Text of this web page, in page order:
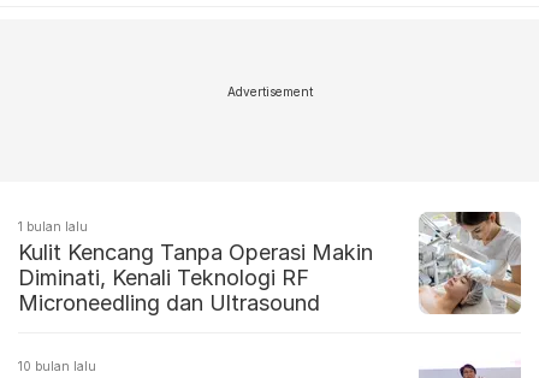
Advertisement
1 bulan lalu
Kulit Kencang Tanpa Operasi Makin
Diminati, Kenali Teknologi RF
Microneedling dan Ultrasound
10 bulan lalu